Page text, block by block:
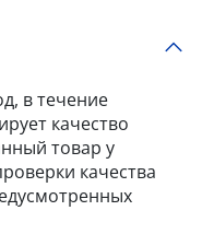
в течение
качество
товар у
качества